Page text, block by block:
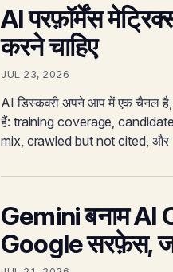
AI परफ़ॉर्मेंस
करने चाहिए
JUL 23, 2026
AI डिस्कवरी अपने आप में एक चैनल है,
हैं: training coverage,
mix, crawled but not cited,
Gemini बनाम AI
Google सरफ़ेस,